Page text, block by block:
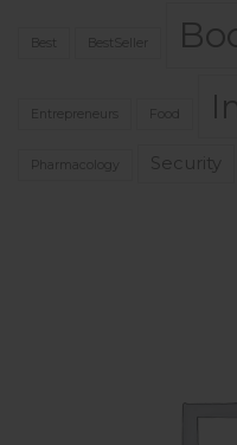
Best BestSeller
Entrepreneurs Food
Pharmacology Security